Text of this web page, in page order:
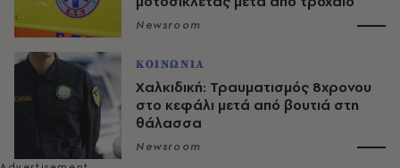
Newsroom
ΚΟΙΝΩΝΙΑ
Χαλκιδική: Τραυματισμός 8χρονου
στο κεφάλι μετά από βουτιά στη
θάλασσα
Newsroom